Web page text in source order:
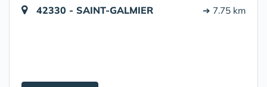
42330 - SAINT-GALMIER ➔ 7.75 km